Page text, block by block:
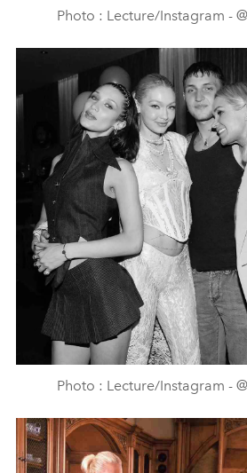
Photo : Lecture/Instagram -
Photo : Lecture/Instagram -